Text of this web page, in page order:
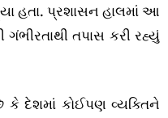
હતા. પ્રશાસન હાલમાં આ
તપાસ કરી રહ્યું
કે દેશમાં કોઈપણ વ્યક્તિને